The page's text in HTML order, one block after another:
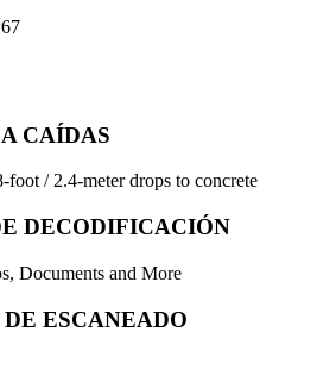
CAÍDAS
foot / 2.4-meter drops to concrete
DECODIFICACIÓN
Documents and More
ESCANEADO